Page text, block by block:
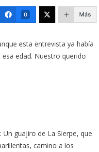
0 Más
esta entrevista ya había
edad. Nuestro querido
guajiro de La Sierpe, que
camino a los